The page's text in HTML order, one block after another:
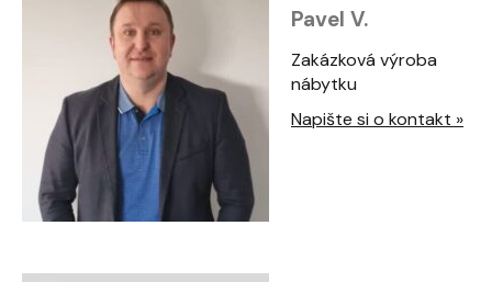
Pavel V.
Zakázková výroba
nábytku
Napište si o kontakt »